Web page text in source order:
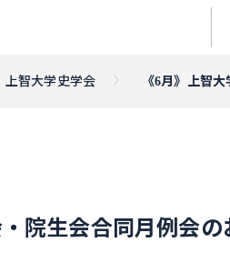
上智大学史学会 《6月》上智
院生会合同月例会